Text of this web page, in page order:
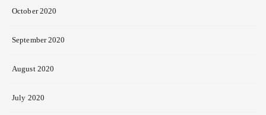
October 2020
September 2020
August 2020
July 2020